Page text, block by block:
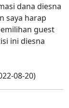
dana diesna
saya harap
guest
ini diesna
08-20)